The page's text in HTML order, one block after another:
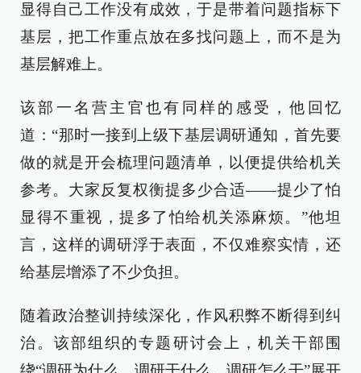
显得自己工作没有成效，于是带着问题指标下
基层，把工作重点放在多找问题上，而不是为
基层解难上。
该部一名营主官也有同样的感受，他回忆
道：“那时一接到上级下基层调研通知，首先要
做的就是开会梳理问题清单，以便提供给机关
参考。大家反复权衡提多少合适——提少了怕
显得不重视，提多了怕给机关添麻烦。”他坦
言，这样的调研浮于表面，不仅难察实情，还
给基层增添了不少负担。
随着政治整训持续深化，作风积弊不断得到纠
治。该部组织的专题研讨会上，机关干部围